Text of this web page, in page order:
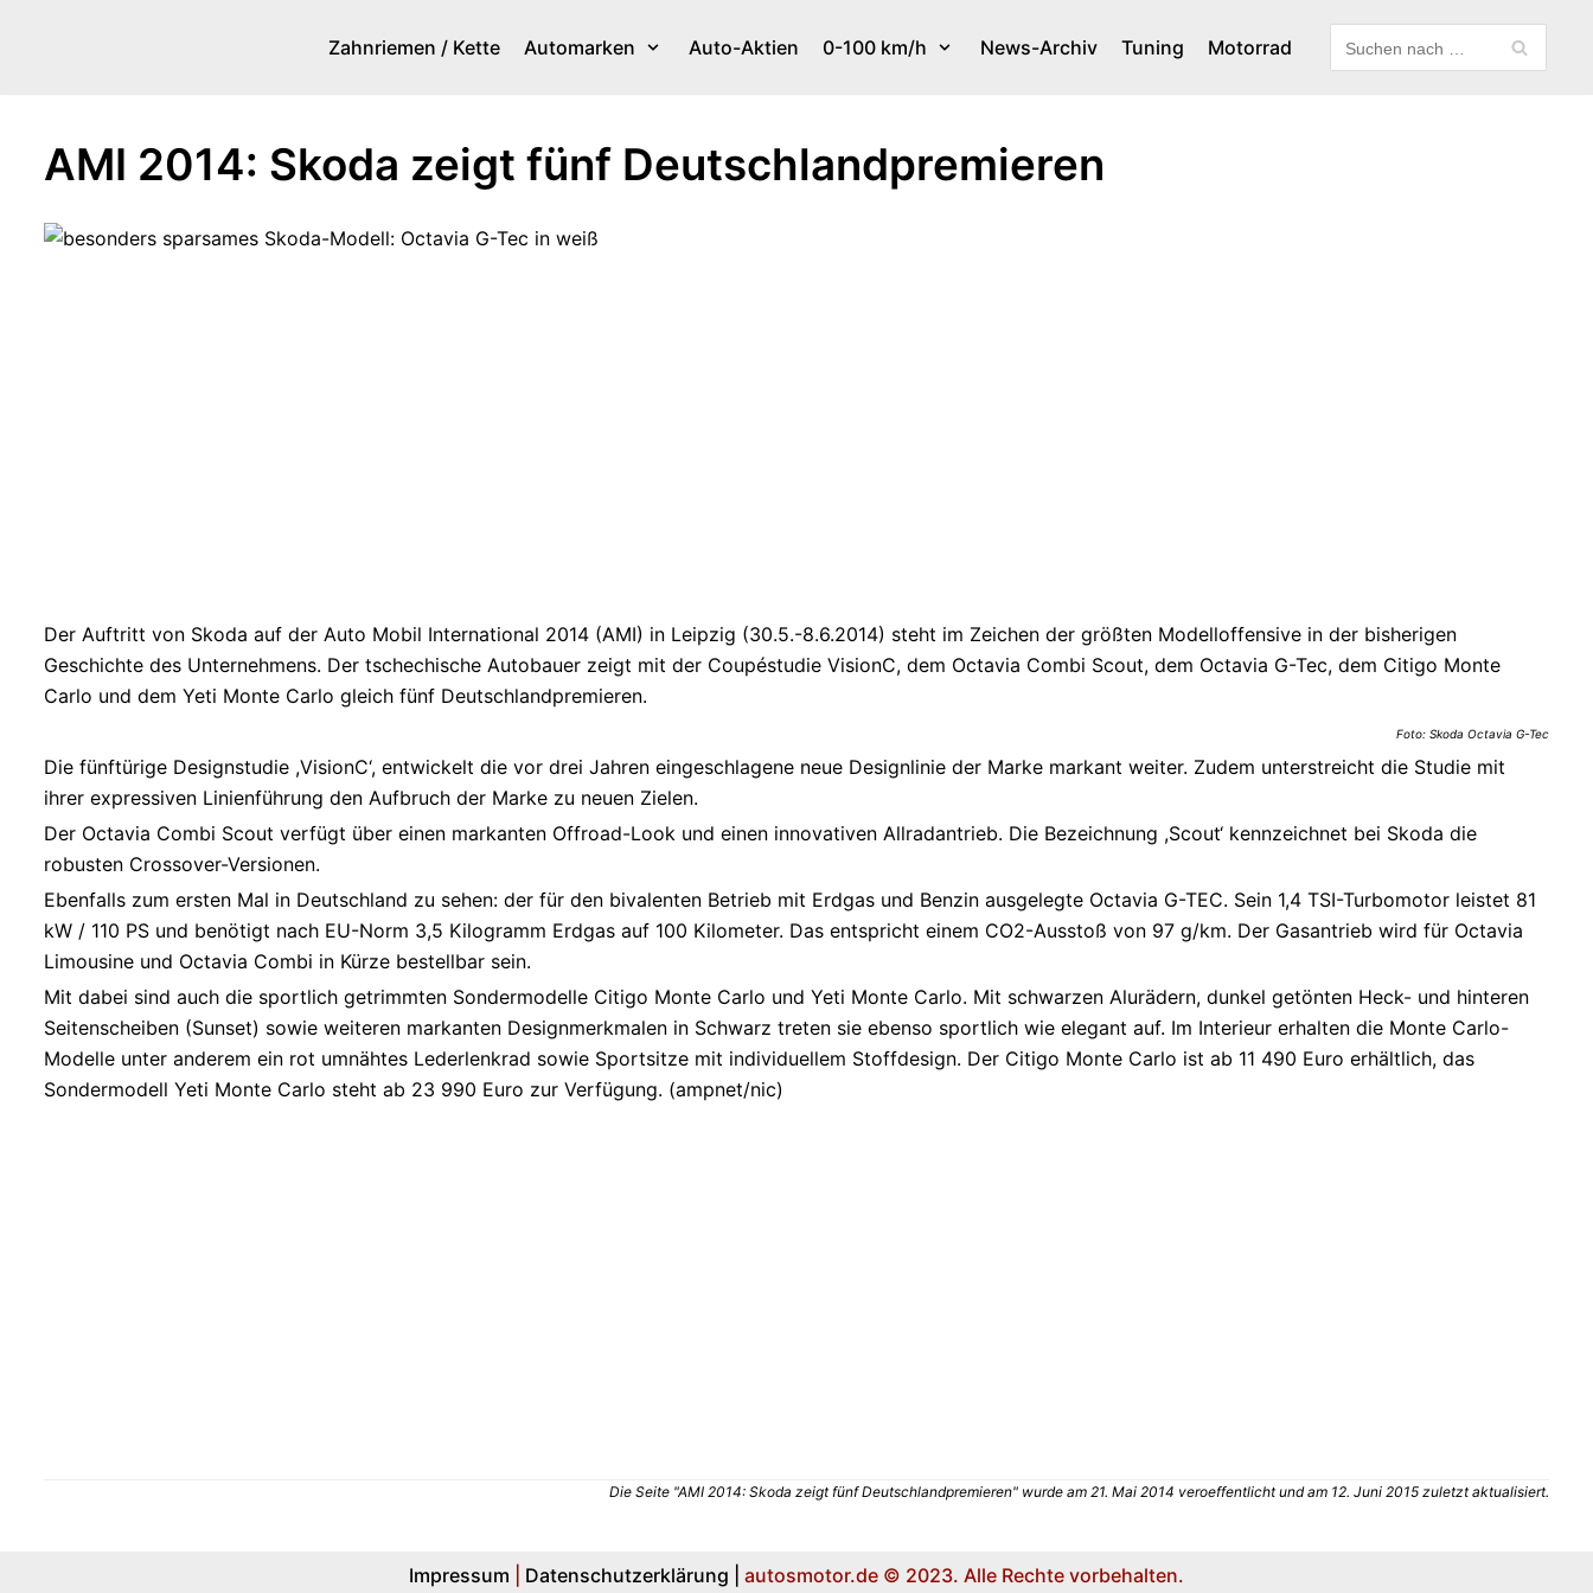
Zahnriemen / Kette Automarken Auto-Aktien 0-100 km/h News-Archiv Tuning Motorrad
AMI 2014: Skoda zeigt fünf Deutschlandpremieren
Der Auftritt von Skoda auf der Auto Mobil International 2014 (AMI) in Leipzig (30.5.-8.6.2014) steht im Zeichen der größten Modelloffensive in der bisherigen
Geschichte des Unternehmens. Der tschechische Autobauer zeigt mit der Coupéstudie VisionC, dem Octavia Combi Scout, dem Octavia G-Tec, dem Citigo Monte
Carlo und dem Yeti Monte Carlo gleich fünf Deutschlandpremieren.
Foto: Skoda Octavia G-Tec
Die fünftürige Designstudie ,VisionC‘, entwickelt die vor drei Jahren eingeschlagene neue Designlinie der Marke markant weiter. Zudem unterstreicht die Studie mit
ihrer expressiven Linienführung den Aufbruch der Marke zu neuen Zielen.
Der Octavia Combi Scout verfügt über einen markanten Offroad-Look und einen innovativen Allradantrieb. Die Bezeichnung ,Scout‘ kennzeichnet bei Skoda die
robusten Crossover-Versionen.
Ebenfalls zum ersten Mal in Deutschland zu sehen: der für den bivalenten Betrieb mit Erdgas und Benzin ausgelegte Octavia G-TEC. Sein 1,4 TSI-Turbomotor leistet 81
kW / 110 PS und benötigt nach EU-Norm 3,5 Kilogramm Erdgas auf 100 Kilometer. Das entspricht einem CO2-Ausstoß von 97 g/km. Der Gasantrieb wird für Octavia
Limousine und Octavia Combi in Kürze bestellbar sein.
Mit dabei sind auch die sportlich getrimmten Sondermodelle Citigo Monte Carlo und Yeti Monte Carlo. Mit schwarzen Alurädern, dunkel getönten Heck- und hinteren
Seitenscheiben (Sunset) sowie weiteren markanten Designmerkmalen in Schwarz treten sie ebenso sportlich wie elegant auf. Im Interieur erhalten die Monte Carlo-
Modelle unter anderem ein rot umnähtes Lederlenkrad sowie Sportsitze mit individuellem Stoffdesign. Der Citigo Monte Carlo ist ab 11 490 Euro erhältlich, das
Sondermodell Yeti Monte Carlo steht ab 23 990 Euro zur Verfügung. (ampnet/nic)
Die Seite "AMI 2014: Skoda zeigt fünf Deutschlandpremieren" wurde am 21. Mai 2014 veroeffentlicht und am 12. Juni 2015 zuletzt aktualisiert.
Impressum Datenschutzerklärung | autosmotor.de © 2023. Alle Rechte vorbehalten.